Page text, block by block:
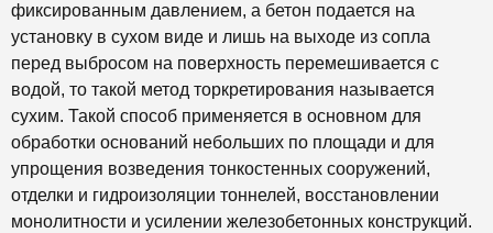
фиксированным давлением, а бетон подается на
установку в сухом виде и лишь на выходе из сопла
перед выбросом на поверхность перемешивается с
водой, то такой метод торкретирования называется
сухим. Такой способ применяется в основном для
обработки оснований небольших по площади и для
упрощения возведения тонкостенных сооружений,
отделки и гидроизоляции тоннелей, восстановлении
монолитности и усилении железобетонных конструкций.